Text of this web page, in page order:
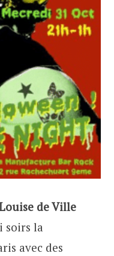
de Ville
soirs la
avec des